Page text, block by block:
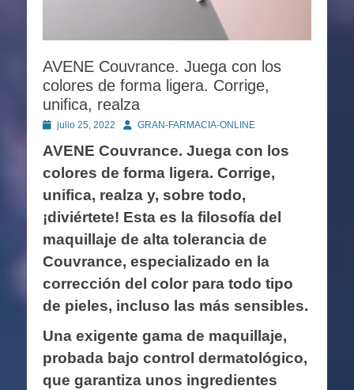
AVENE Couvrance. Juega con los
colores de forma ligera. Corrige,
unifica, realza
Publicado
julio 25, 2022 AutorGRAN-FARMACIA-ONLINE
AVENE Couvrance. Juega con los
colores de forma ligera. Corrige,
unifica, realza y, sobre todo,
¡diviértete! Esta es la filosofía del
maquillaje de alta tolerancia de
Couvrance, especializado en la
corrección del color para todo tipo
de pieles, incluso las más sensibles.
Una exigente gama de maquillaje,
probada bajo control dermatológico,
que garantiza unos ingredientes